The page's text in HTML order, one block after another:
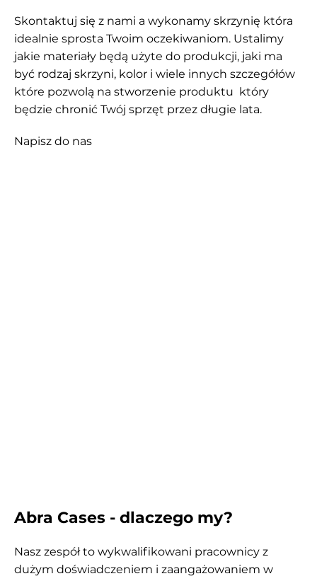
Skontaktuj się z nami a wykonamy skrzynię która
idealnie sprosta Twoim oczekiwaniom. Ustalimy
jakie materiały będą użyte do produkcji, jaki ma
być rodzaj skrzyni, kolor i wiele innych szczegółów
które pozwolą na stworzenie produktu który
będzie chronić Twój sprzęt przez długie lata.
Napisz do nas
Abra Cases - dlaczego my?
Nasz zespół to wykwalifikowani pracownicy z
dużym doświadczeniem i zaangażowaniem w